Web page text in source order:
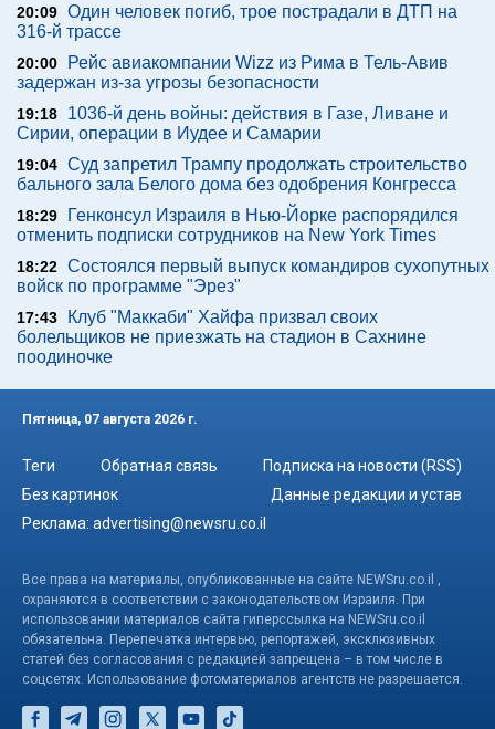
20:09 Один человек погиб, трое пострадали в ДТП на
316-й трассе
20:00
Рейс авиакомпании Wizz из Рима в Тель-Авив
задержан из-за угрозы безопасности
19:18
1036-й день войны: действия в Газе, Ливане и
Сирии, операции в Иудее и Самарии
19:04 Суд запретил Трампу продолжать строительство
бального зала Белого дома без одобрения Конгресса
18:29
Генконсул Израиля в Нью-Йорке распорядился
отменить подписки сотрудников на New York Times
18:22 Состоялся первый выпуск командиров сухопутных
войск по программе "Эрез"
17:43
Клуб "Маккаби" Хайфа призвал своих
болельщиков не приезжать на стадион в Сахнине
поодиночке
Пятница, 07 августа 2026 г.
Теги Обратная связь
Подписка на новости (RSS)
Без картинок
Данные редакции и устав
Реклама: advertising@newsru.co.il
Все права на материалы, опубликованные на сайте NEWSru.co.il ,
охраняются в соответствии с законодательством Израиля. При
использовании материалов сайта гиперссылка на NEWSru.co.il
обязательна. Перепечатка интервью, репортажей, эксклюзивных
статей без согласования с редакцией запрещена – в том числе в
соцсетях. Использование фотоматериалов агентств не разрешается.